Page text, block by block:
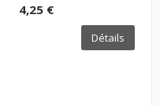
4,25 €
Détails